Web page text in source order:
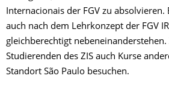
Internacionais der FGV zu absolvieren.
auch nach dem Lehrkonzept der FGV
gleichberechtigt
Studierenden des ZIS auch Kurse
Standort São Paulo besuchen.